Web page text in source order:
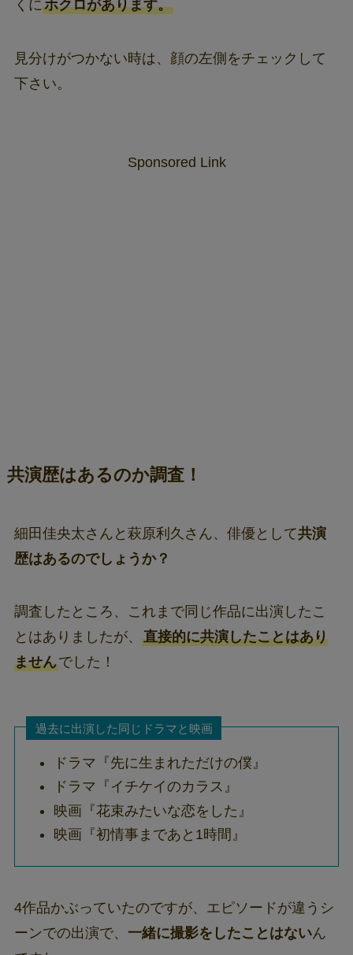
くにホクロがあります。
見分けがつかない時は、顔の左側をチェックして
下さい。
Sponsored Link
共演歴はあるのか調査！
細田佳央太さんと萩原利久さん、俳優として共演
歴はあるのでしょうか？
調査したところ、これまで同じ作品に出演したこ
とはありましたが、 直接的に共演したことはあり
ませんでした！
過去に出演した同じドラマと映画
ドラマ『先に生まれただけの僕』
ドラマ『イチケイのカラス』
映画『花束みたいな恋をした』
映画『初情事まであと1時間』
4作品かぶっていたのですが、エピソードが違うシ
ーンでの出演で、 一緒に撮影をしたことはないん